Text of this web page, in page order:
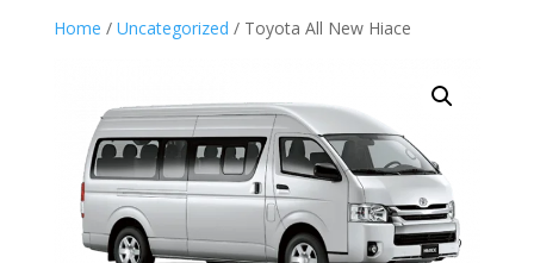
Home / Uncategorized / Toyota All New Hiace